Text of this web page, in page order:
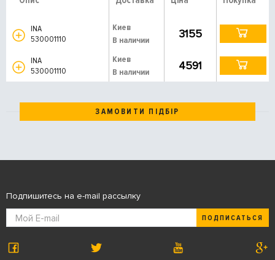
INA
530001110
Киев
В наличии
3155
INA
530001110
Киев
В наличии
4591
ЗАМОВИТИ ПІДБІР
Подпишитесь на e-mail рассылку
ПОДПИСАТЬСЯ